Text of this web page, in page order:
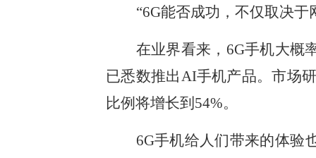
“6G能否成功，不仅取决
在业界看来，6G手机大概
已悉数推出AI手机产品。市场
比例将增长到54%。
6G手机给人们带来的体验